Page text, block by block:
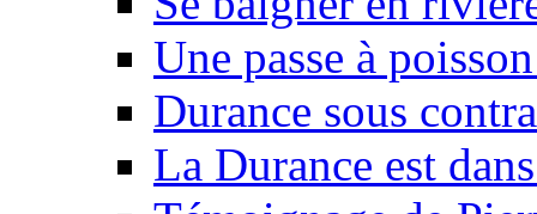
Une passe à
Durance sous
La Durance est